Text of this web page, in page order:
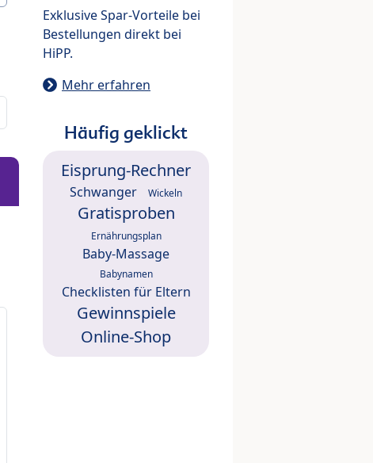
Exklusive Spar-Vorteile bei
Bestellungen direkt bei
HiPP.
Mehr erfahren
Häufig geklickt
Eisprung-Rechner
Schwanger Wickeln
Gratisproben
Ernährungsplan
Baby-Massage
Babynamen
Checklisten für Eltern
Gewinnspiele
Online-Shop